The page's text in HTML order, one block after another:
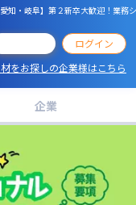
知・岐阜】第２新卒大歓迎！業務
ログイン
材をお探しの企業様はこちら
企業